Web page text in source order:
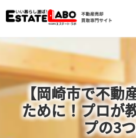
【岡崎市で不動
ために！プロが
プの3